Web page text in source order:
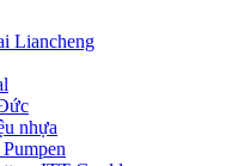
Liancheng
nhựa